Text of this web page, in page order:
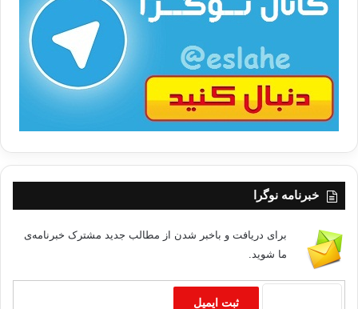
خبرنامه نوگرا
برای دریافت و باخبر شدن از مطالب جدید مشترک خبرنامه‌ی
ما شوید.